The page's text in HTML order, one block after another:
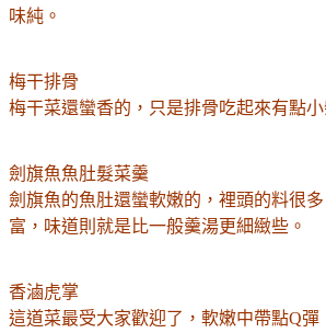
味純。
梅干排骨
梅干菜還蠻香的，只是排骨吃起來有點小
劍旗魚魚肚髮菜羹
劍旗魚的魚肚還蠻軟嫩的，裡頭的料很
富，味道則就是比一般羹湯更細緻些。
香滷虎掌
這道菜最受大家歡迎了，軟嫩中帶點Q彈